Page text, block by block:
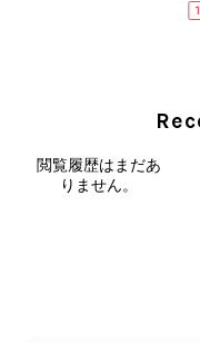
届いた商品は、写真には
ットにカビがびっしり
閲覧履歴はまだあ
りません。